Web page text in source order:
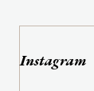
Instagram